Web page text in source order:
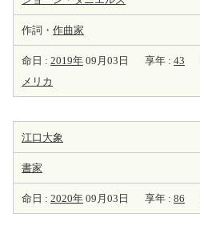
作詞・ 作曲家
命日 : 2019年 09月03日 享年 : 43
メリカ
江口大象
書家
命日 : 2020年 09月03日 享年 : 86